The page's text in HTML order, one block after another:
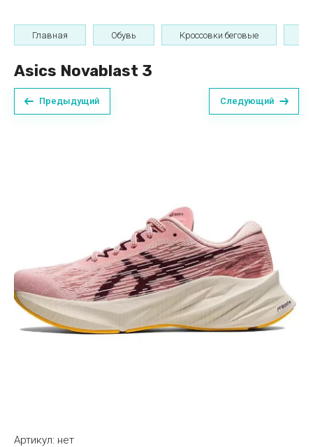
Главная Обувь Кроссовки беговые
Asics Novablast 3
Предыдущий Следующий
Артикул: нет